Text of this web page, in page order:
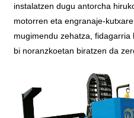
instalatzen dugu antorcha
motorren eta engranaje-
mugimendu zehatza,
bi noranzkoetan biratzen da